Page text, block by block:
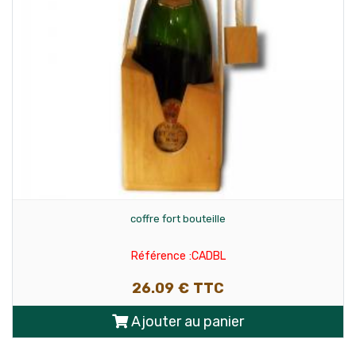
Ballon de rugby
Référence :RUGBY
12.04 € TTC
Ajouter au panier